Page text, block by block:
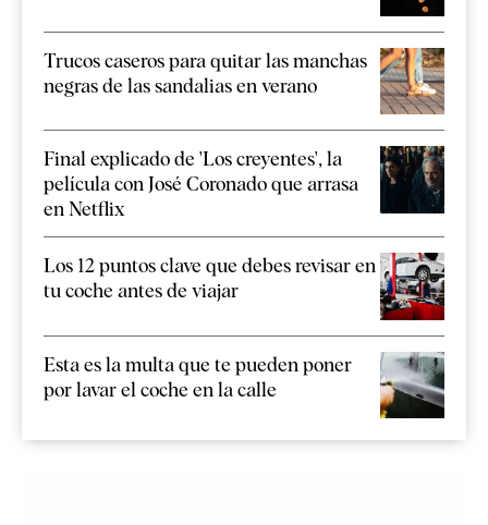
Trucos caseros para quitar las manchas
negras de las sandalias en verano
Final explicado de 'Los creyentes', la
película con José Coronado que arrasa
en Netflix
Los 12 puntos clave que debes revisar en
tu coche antes de viajar
Esta es la multa que te pueden poner
por lavar el coche en la calle